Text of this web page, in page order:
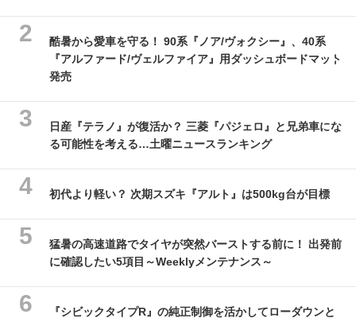
酷暑から愛車を守る！ 90系『ノア/ヴォクシー』、40系
『アルファード/ヴェルファイア』用ダッシュボードマット
発売
日産『テラノ』が復活か？ 三菱『パジェロ』と兄弟車にな
る可能性を考える…土曜ニュースランキング
初代より軽い？ 次期スズキ『アルト』は500kg台が目標
猛暑の高速道路でタイヤが突然バーストする前に！ 出発前
に確認したい5項目～Weeklyメンテナンス～
『シビックタイプR』の純正制御を活かしてローダウンと